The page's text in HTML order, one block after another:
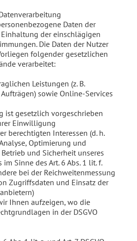
Daten der
der einschlägigen
Die Daten der Nutzer
folgender gesetzlichen
verarbeitet:
Leistungen (z. B.
sowie Online-Services
ist gesetzlich vorgeschrieben
Einwilligung
berechtigten Interessen (d. h.
Optimierung und
und Sicherheit unseres
Sinne des Art. 6 Abs. 1 lit. f.
bei der Reichweitenmessung
Zugriffsdaten und Einsatz der
Ihnen aufzeigen, wo die
in der DSGVO